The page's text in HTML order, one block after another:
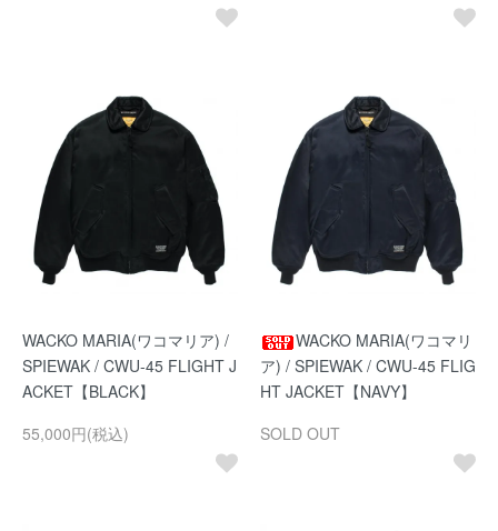
WACKO MARIA(ワコマリア) /
SPIEWAK / CWU-45 FLIGHT J
ACKET【BLACK】
55,000円(税込)
WACKO MARIA(ワコマリ
ア) / SPIEWAK / CWU-45 FLIG
HT JACKET【NAVY】
SOLD OUT